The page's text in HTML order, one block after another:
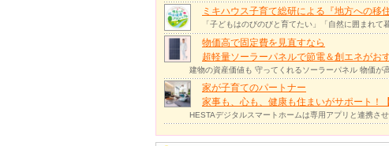
ミキハウス子育て総研による『地方への移
「子どもはのびのびと育てたい」「自然に囲まれ
物価高で固定費を見直すなら
超軽量ソーラーパネルで節電＆創エネがお
建物の資産価値も 守ってくれるソーラーパネル 物価が
家が子育てのパートナー
家事も、心も、健康も住まいがサポート！
HESTAデジタルスマートホームは専用アプリと連携さ